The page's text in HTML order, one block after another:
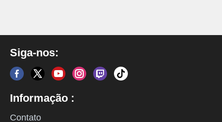
Siga-nos:
Informação :
Contato